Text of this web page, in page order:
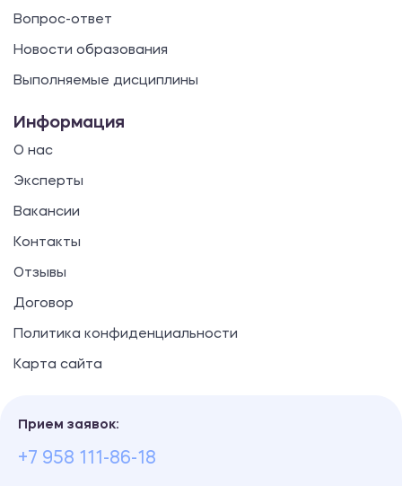
Вопрос-ответ
Новости образования
Выполняемые дисциплины
Информация
О нас
Эксперты
Вакансии
Контакты
Отзывы
Договор
Политика конфиденциальности
Карта сайта
Прием заявок:
+7 958 111-86-18